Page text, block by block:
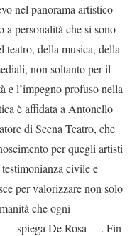
nel panorama artistico
personalità che si sono
teatro, della musica, della
non soltanto per il
e l’impegno profuso nella
è affidata a Antonello
di Scena Teatro, che
per quegli artisti
civile e
per valorizzare non solo
che ogni
— spiega De Rosa —. Fin